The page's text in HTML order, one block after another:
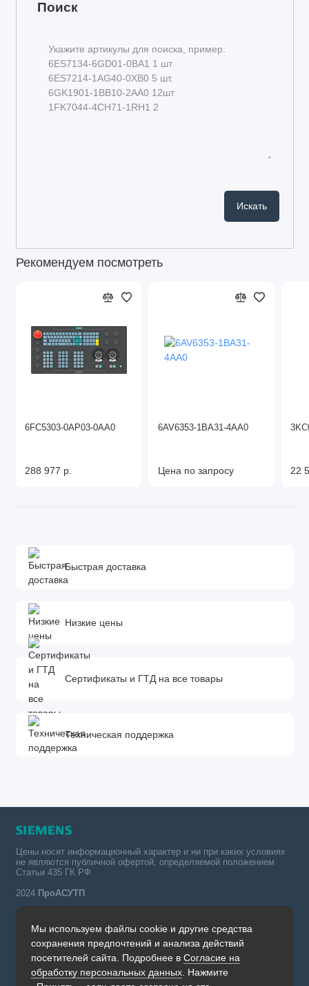
Поиск
Рекомендуем посмотреть
6FC5303-0AP03-0AA0
288 977 р.
6AV6353-1BA31-4AA0
Цена по запросу 22
Быстрая доставка
Низкие цены
Сертификаты и ГТД на все товары
Техническая поддержка
Мы используем файлы cookie и другие средства
сохранения предпочтений и анализа действий
посетителей сайта. Подробнее в Согласие на
обработку персональных данных . Нажмите
Цены носят информационный характер и ни при каких условиях
не являются публичной офертой, определяемой положением
Статьи 435 ГК РФ.
2024 ПроАСУТП
Simatic в России тел.:
+7 (342) 273-82-09
Будни, с 09.00 до 19.00